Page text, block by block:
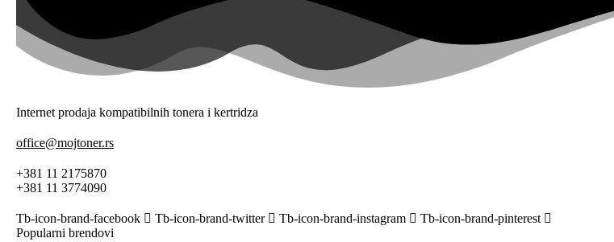
Internet prodaja kompatibilnih tonera i kertridza
office@mojtoner.rs
+381 11 2175870
+381 11 3774090
Tb-icon-brand-facebook Tb-icon-brand-twitter Tb-icon-brand-instagram
Tb-icon-brand-pinterest
Popularni brendovi